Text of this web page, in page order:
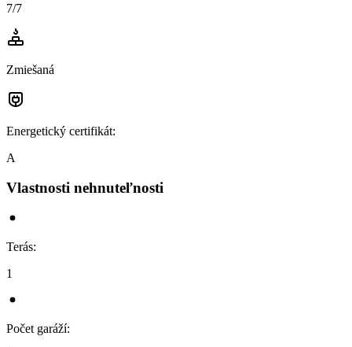
7/7
Zmiešaná
Energetický certifikát:
A
Vlastnosti nehnuteľnosti
Terás:
1
Počet garáží: